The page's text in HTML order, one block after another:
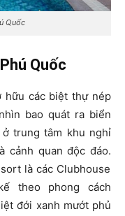
Quốc
Quốc
hữu các biệt thự nép
bao quát ra biển
trung tâm khu nghỉ
cảnh quan độc đáo.
là các Clubhouse
theo phong cách
đới xanh mướt phủ